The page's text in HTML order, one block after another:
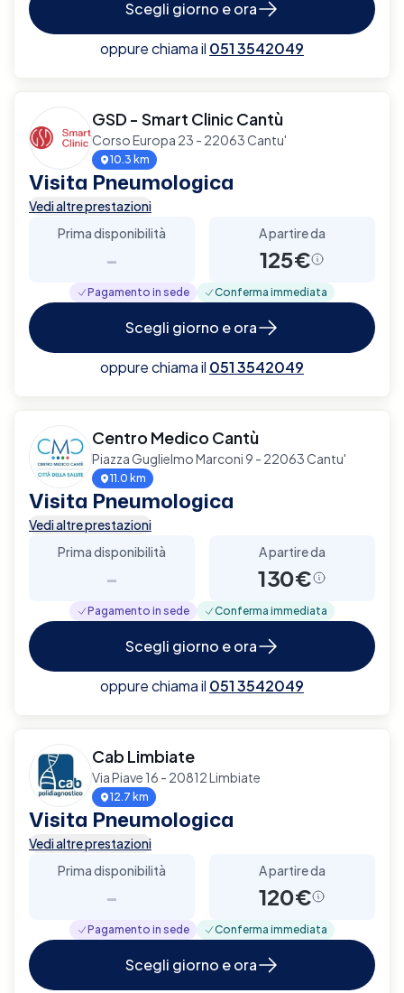
Scegli giorno e ora
oppure chiama il 051 3542049
GSD - Smart Clinic Cantù
Corso Europa 23 - 22063 Cantu'
10.3 km
Visita Pneumologica
Vedi altre prestazioni
Prima disponibilità
-
A partire da
125€
Pagamento in sede Conferma immediata
Scegli giorno e ora
oppure chiama il 051 3542049
Centro Medico Cantù
Piazza Guglielmo Marconi 9 - 22063 Cantu'
11.0 km
Visita Pneumologica
Vedi altre prestazioni
Prima disponibilità
-
A partire da
130€
Pagamento in sede Conferma immediata
Scegli giorno e ora
oppure chiama il 051 3542049
Cab Limbiate
Via Piave 16 - 20812 Limbiate
12.7 km
Visita Pneumologica
Vedi altre prestazioni
Prima disponibilità
-
A partire da
120€
Pagamento in sede Conferma immediata
Scegli giorno e ora